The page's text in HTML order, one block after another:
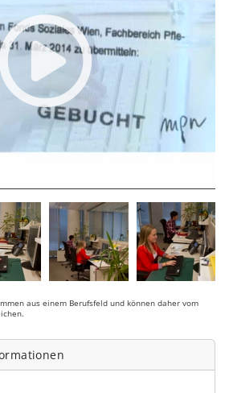
aus einem Berufsfeld und können daher vom